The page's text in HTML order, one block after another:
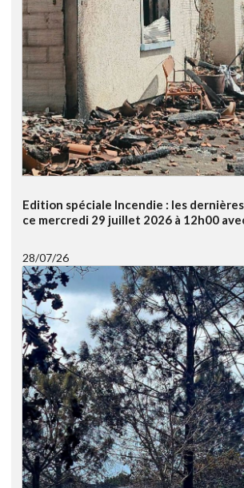
Edition spéciale Incendie : les
ce mercredi 29 juillet 2026 à 12h00
28/07/26